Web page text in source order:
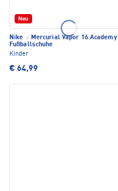
Neu
Nike · Mercurial Vapor 16 Academy
Fußballschuhe
Kinder
€ 64,99